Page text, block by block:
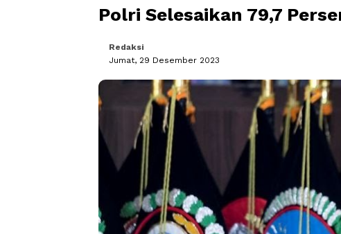
Polri Selesaikan 79,7
Redaksi
Jumat, 29 Desember 2023